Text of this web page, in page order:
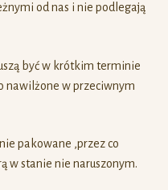
od nas i nie podlegają
być w krótkim terminie
nawilżone w przeciwnym
pakowane ,przez co
w stanie nie naruszonym.